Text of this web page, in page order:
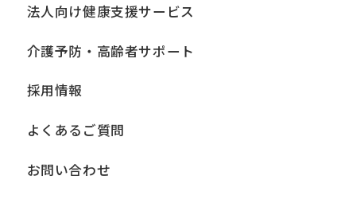
法人向け健康支援サービス
介護予防・高齢者サポート
採用情報
よくあるご質問
お問い合わせ